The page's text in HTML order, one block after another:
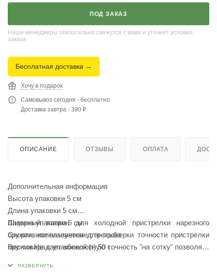
ПОД ЗАКАЗ
Наши менеджеры обязательно свяжутся с вами и уточнят условия
заказа
Бесплатная доставка →
Хочу в подарок
Самовывоз сегодня - бесплатно
Доставка завтра - 390 ₽
ОПИСАНИЕ ОТЗЫВЫ ОПЛАТА
Дополнительная информация
Высота упаковки 5 см
Длина упаковки 5 см
Ширина упаковки 5 см
Спортивное назначение стрельба
Вес товара с упаковкой (г) 50 г
Лазерный патрон для холодной пристрелки нарезного
оружия, используется для проверки точности пристрелки
оружия.Не дает абсолютную точность "на сотку" позволяет